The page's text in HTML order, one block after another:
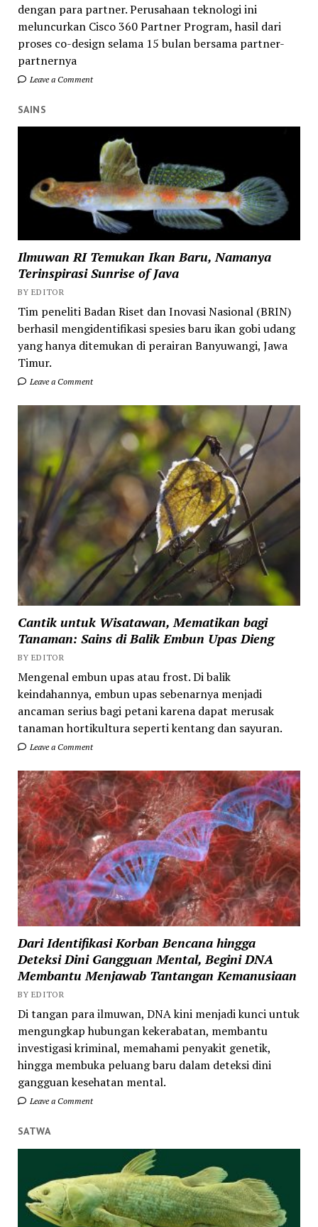
dengan para partner. Perusahaan teknologi ini
meluncurkan Cisco 360 Partner Program, hasil dari
proses co-design selama 15 bulan bersama partner-
partnernya
Leave a Comment
SAINS
Ilmuwan RI Temukan Ikan Baru, Namanya
Terinspirasi Sunrise of Java
BY EDITOR
Tim peneliti Badan Riset dan Inovasi Nasional (BRIN)
berhasil mengidentifikasi spesies baru ikan gobi udang
yang hanya ditemukan di perairan Banyuwangi, Jawa
Timur.
Leave a Comment
Cantik untuk Wisatawan, Mematikan bagi
Tanaman: Sains di Balik Embun Upas Dieng
BY EDITOR
Mengenal embun upas atau frost. Di balik
keindahannya, embun upas sebenarnya menjadi
ancaman serius bagi petani karena dapat merusak
tanaman hortikultura seperti kentang dan sayuran.
Leave a Comment
Dari Identifikasi Korban Bencana hingga
Deteksi Dini Gangguan Mental, Begini DNA
Membantu Menjawab Tantangan Kemanusiaan
BY EDITOR
Di tangan para ilmuwan, DNA kini menjadi kunci untuk
mengungkap hubungan kekerabatan, membantu
investigasi kriminal, memahami penyakit genetik,
hingga membuka peluang baru dalam deteksi dini
gangguan kesehatan mental.
Leave a Comment
SATWA